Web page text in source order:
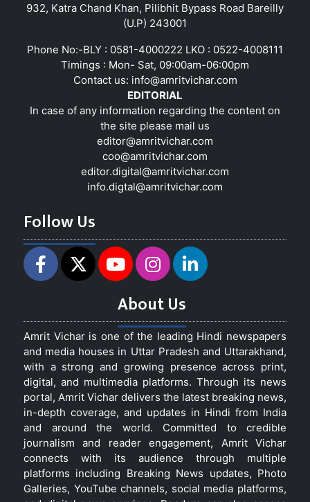
932, Katra Chand Khan, Pilibhit Bypass Road Bareilly
(U.P) 243001
Phone No:-BLY : 0581-4000222 LKO : 0522-4008111
Timings : Mon- Sat, 09:00am-06:00pm
Contact us: info@amritvichar.com
EDITORIAL
In case of any information regarding the content on
the site please mail us
editor@amritvichar.com
coo@amritvichar.com
editor.digital@amritvichar.com
info.digtal@amritvichar.com
Follow Us
About Us
Amrit Vichar is one of the leading Hindi newspapers
and media houses in Uttar Pradesh and Uttarakhand,
with a strong and growing presence across print,
digital, and multimedia platforms. Through its news
portal, Amrit Vichar delivers the latest breaking news,
in-depth coverage, and updates in Hindi from India
and around the world. Committed to credible
journalism and reader engagement, Amrit Vichar
connects with its audience through multiple
platforms including Breaking News updates, Photo
Galleries, YouTube channels, social media platforms,